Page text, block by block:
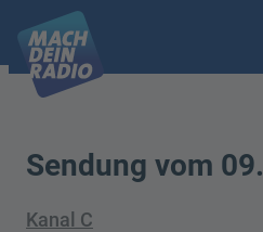
Sendung vom
Kanal C